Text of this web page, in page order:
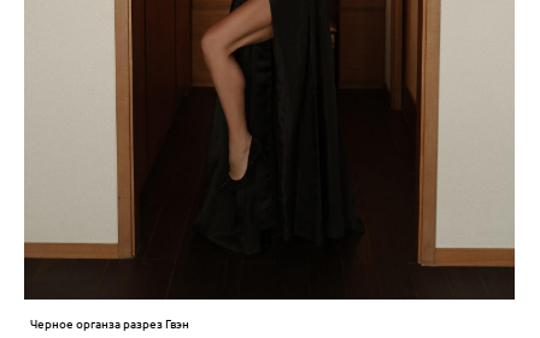
Черное органза разрез Гвэн